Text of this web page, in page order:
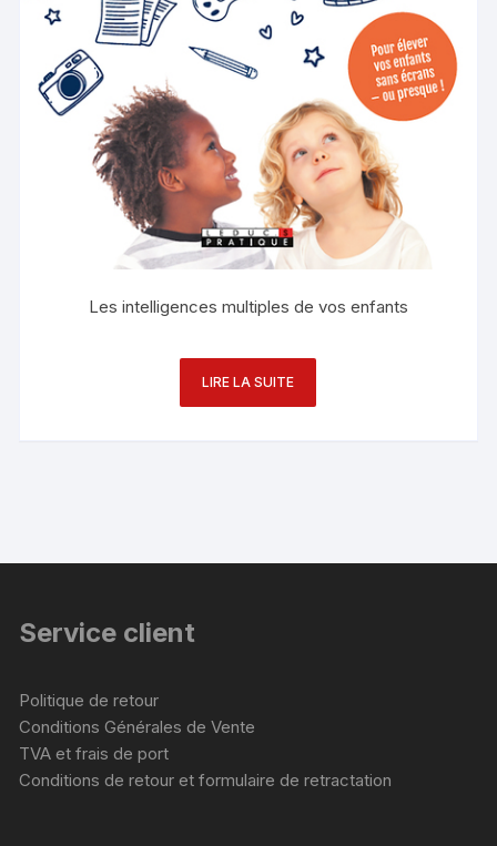
Les intelligences multiples de vos enfants
LIRE LA SUITE
Service client
Politique de retour
Conditions Générales de Vente
TVA et frais de port
Conditions de retour et formulaire de retractation